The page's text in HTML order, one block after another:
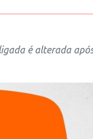
é alterada